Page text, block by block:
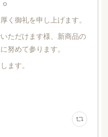
く御礼を申し上げます。
ただけます様、新商品の
努めて参ります。
ます。